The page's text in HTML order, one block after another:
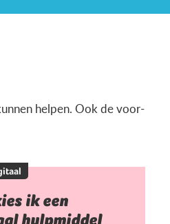
helpen. Ook de voor-
ik een
hulpmiddel